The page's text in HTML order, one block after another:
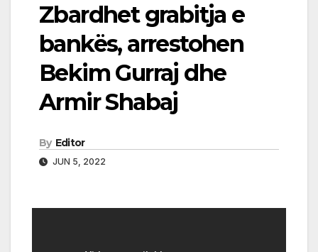
Zbardhet grabitja e
bankës, arrestohen
Bekim Gurraj dhe
Armir Shabaj
By Editor
JUN 5, 2022